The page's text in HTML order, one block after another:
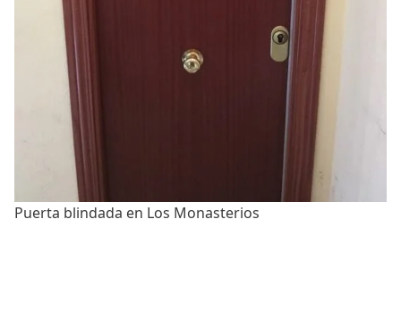
Puerta blindada en Los Monasterios